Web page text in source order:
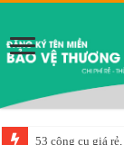
53 công cụ giá